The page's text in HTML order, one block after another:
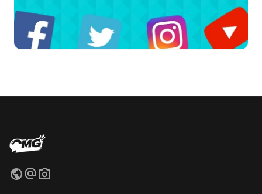
publicalternate_emailphoto_camera